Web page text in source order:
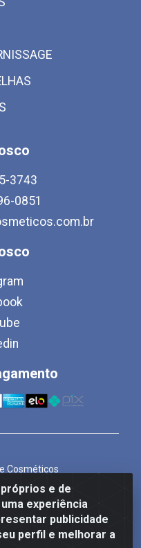
e de
experiência
publicidade
perfil e melhorar a
3743
0851
Cosméticos
- Hauer, Curitiba/PR -
040
0001-82